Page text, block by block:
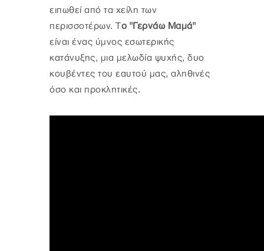
ειπωθεί από τα χείλη των
περισσοτέρων. Το "Γερνάω Μαμά"
είναι ένας ύμνος εσωτερικής
κατάνυξης, μια μελωδία ψυχής, δυο
κουβέντες του εαυτού μας, αληθινές
όσο και προκλητικές.